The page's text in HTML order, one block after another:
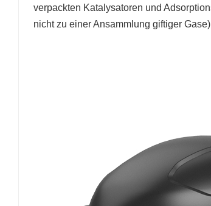
verpackten Katalysatoren und
nicht zu einer Ansammlung giftiger